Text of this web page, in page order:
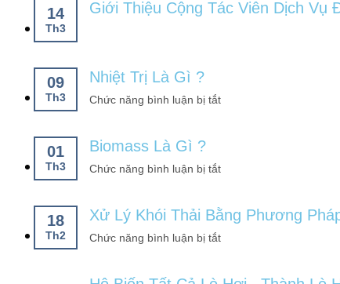
14
Th3
Giới Thiệu Cộng Tác Viên Dịch Vụ
09
Th3
Nhiệt Trị Là Gì ?
Chức năng bình luận bị tắt
01
Th3
Biomass Là Gì ?
Chức năng bình luận bị tắt
18
Th2
Xử Lý Khói Thải Bằng Phương
Chức năng bình luận bị tắt